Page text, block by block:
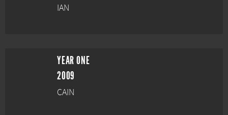
IAN
YEAR ONE
2009
CAIN